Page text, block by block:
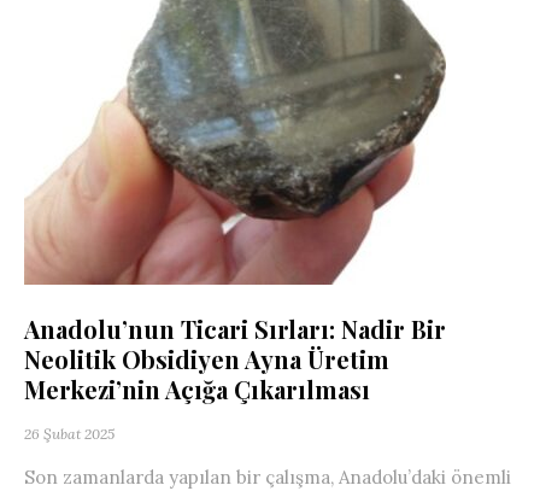
Anadolu’nun Ticari Sırları: Nadir Bir
Neolitik Obsidiyen Ayna Üretim
Merkezi’nin Açığa Çıkarılması
26 Şubat 2025
Son zamanlarda yapılan bir çalışma, Anadolu’daki önemli